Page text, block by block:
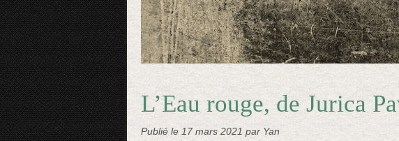
L’Eau rouge, de Jurica
Publié le 17 mars 2021 par Yan